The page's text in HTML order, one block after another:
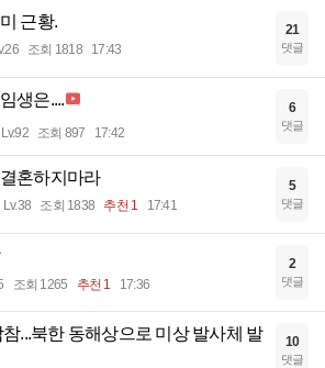
근황.
조회 1818 17:43
21
댓글
생은....
Lv.92 조회 897 17:42
6
댓글
혼하지마라
Lv.38 조회 1838 추천 1 17:41
5
댓글
조회 1265 추천 1 17:36
2
댓글
참...북한 동해상으로 미상 발사체 발
10
댓글